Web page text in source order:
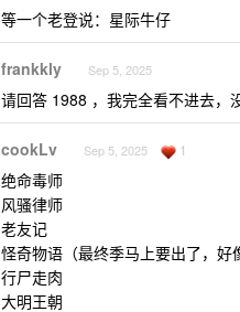
等一个老登说：星际牛仔
frankkly Sep 5, 2025
请回答 1988 ，我完全看不进去，
cookLv Sep 5, 2025 1
绝命毒师
风骚律师
老友记
怪奇物语（最终季马上要出了，好
行尸走肉
大明王朝